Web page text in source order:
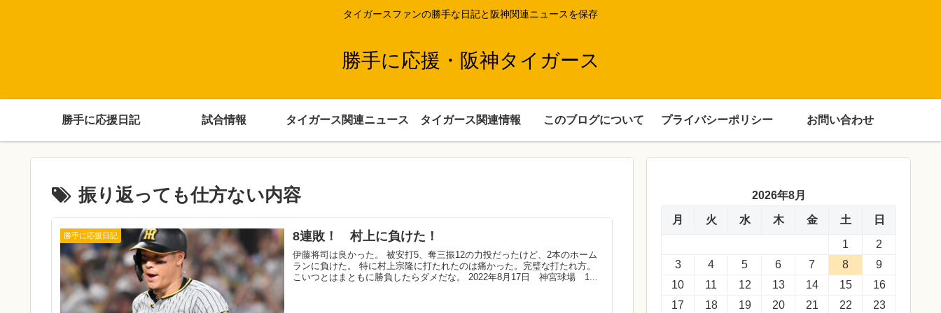
タイガースファンの勝手な日記と阪神関連ニュースを保存
勝手に応援・阪神タイガース
勝手に応援日記 試合情報 タイガース関連ニュース タイガース関連情報 このブログについて プライバシーポリシー お問い合わせ
振り返っても仕方ない内容
勝手に応援日記 8連敗！ 村上に負けた！
伊藤将司は良かった。 被安打5、奪三振12の力投だったけど、2本のホーム
ランに負けた。 特に村上宗隆に打たれたのは痛かった。完璧な打たれ方。
こいつとはまともに勝負したらダメだな。 2022年8月17日 神宮球場 1...
2026年8月
月 火 水 木 金 土 日
1
2
3
4 5 6 7 8
9
10
11 12 13 14 15
16
17
18 19 20 21 22
23